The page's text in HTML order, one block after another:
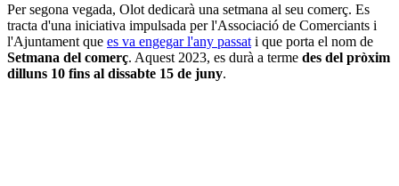
Per segona vegada, Olot dedicarà una setmana al seu comerç. Es
tracta d'una iniciativa impulsada per l'Associació de Comerciants i
l'Ajuntament que es va engegar l'any passat i que porta el nom de
Setmana del comerç. Aquest 2023, es durà a terme des del pròxim
dilluns 10 fins al dissabte 15 de juny.